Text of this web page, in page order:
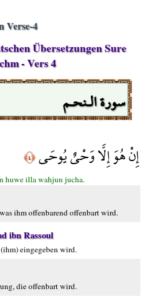
Verse-4
Übersetzungen Sure
- Vers 4
سورة الـنحـم
إِنْ هُوَ إِلَّا وَحْيٌ يُوحَى﴿٤﴾
huwe illa wahjun jucha.
ihm offenbarend offenbart wird.
ibn Rassoul
eingegeben wird.
die offenbart wird.